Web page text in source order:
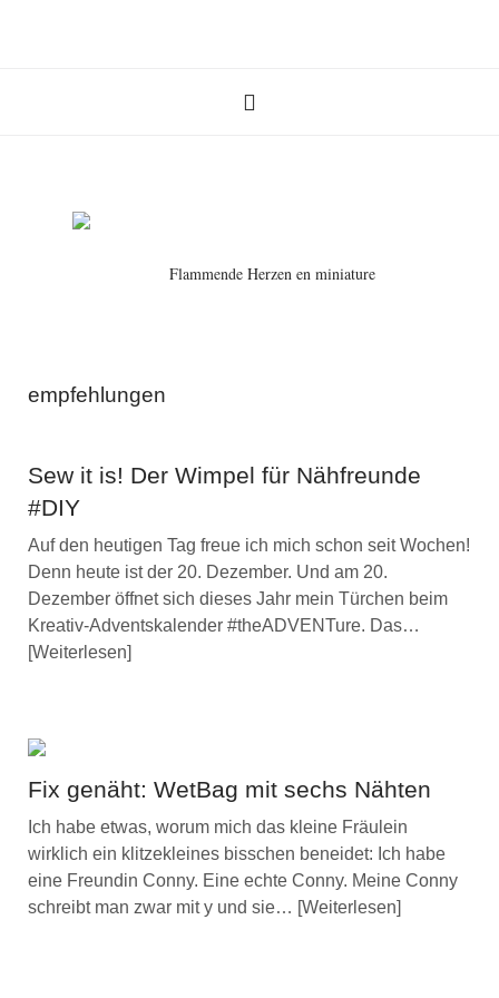
Pop-Up-Täschchen in Pastell
Flammende Herzen en miniature
empfehlungen
Sew it is! Der Wimpel für Nähfreunde
#DIY
Auf den heutigen Tag freue ich mich schon seit Wochen!
Denn heute ist der 20. Dezember. Und am 20.
Dezember öffnet sich dieses Jahr mein Türchen beim
Kreativ-Adventskalender #theADVENTure. Das…
Weiterlesen
Fix genäht: WetBag mit sechs Nähten
Ich habe etwas, worum mich das kleine Fräulein
wirklich ein klitzekleines bisschen beneidet: Ich habe
eine Freundin Conny. Eine echte Conny. Meine Conny
schreibt man zwar mit y und sie… Weiterlesen